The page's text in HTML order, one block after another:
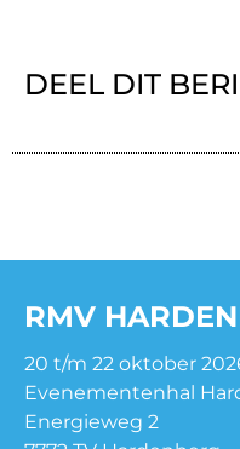
DEEL DIT
RMV
20 t/m 22 oktober
Evenementenhal
Energieweg 2